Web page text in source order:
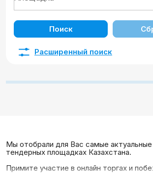
Поиск
Расширенный поиск
Мы отобрали для Вас самые актуальные
тендерных площадках Казахстана.
Примите участие в онлайн торгах и